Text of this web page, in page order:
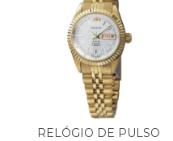
RELÓGIO DE PULSO